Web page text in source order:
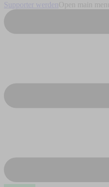
Supporter werden Open main menu